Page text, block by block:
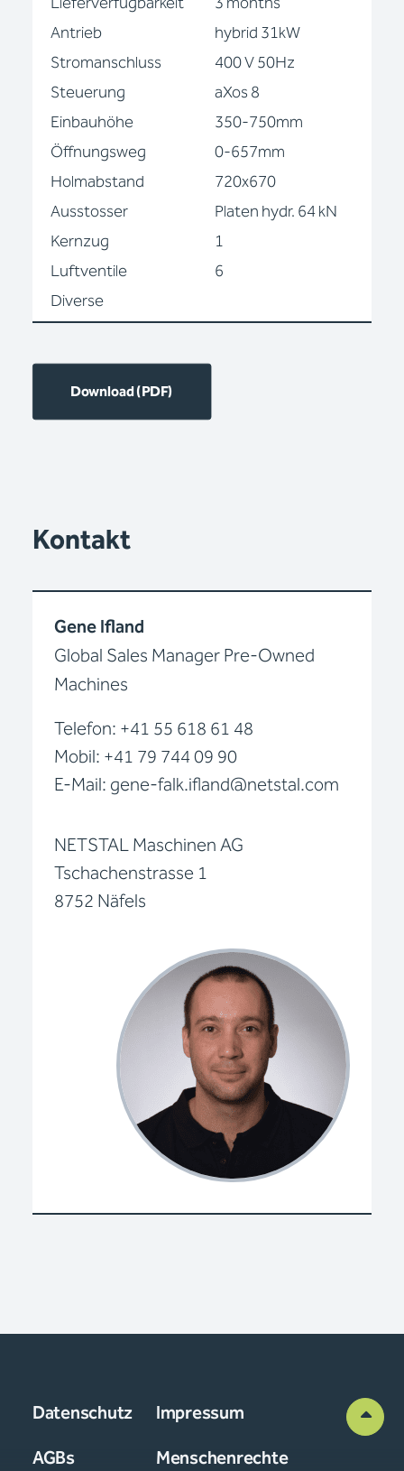
Antrieb
hybrid 31kW
Stromanschluss
400 V 50Hz
Steuerung
aXos 8
Einbauhöhe
350-750mm
Öffnungsweg
0-657mm
Holmabstand
720x670
Ausstosser
Platen hydr. 64 kN
Kernzug
1
Luftventile
6
Diverse
Download (PDF)
Kontakt
Gene Ifland
Global Sales Manager Pre-Owned
Machines
Telefon: +41 55 618 61 48
Mobil: +41 79 744 09 90
E-Mail: gene-falk.ifland@netstal.com
NETSTAL Maschinen AG
Tschachenstrasse 1
8752 Näfels
Datenschutz
AGBs
Impressum
Menschenrechte